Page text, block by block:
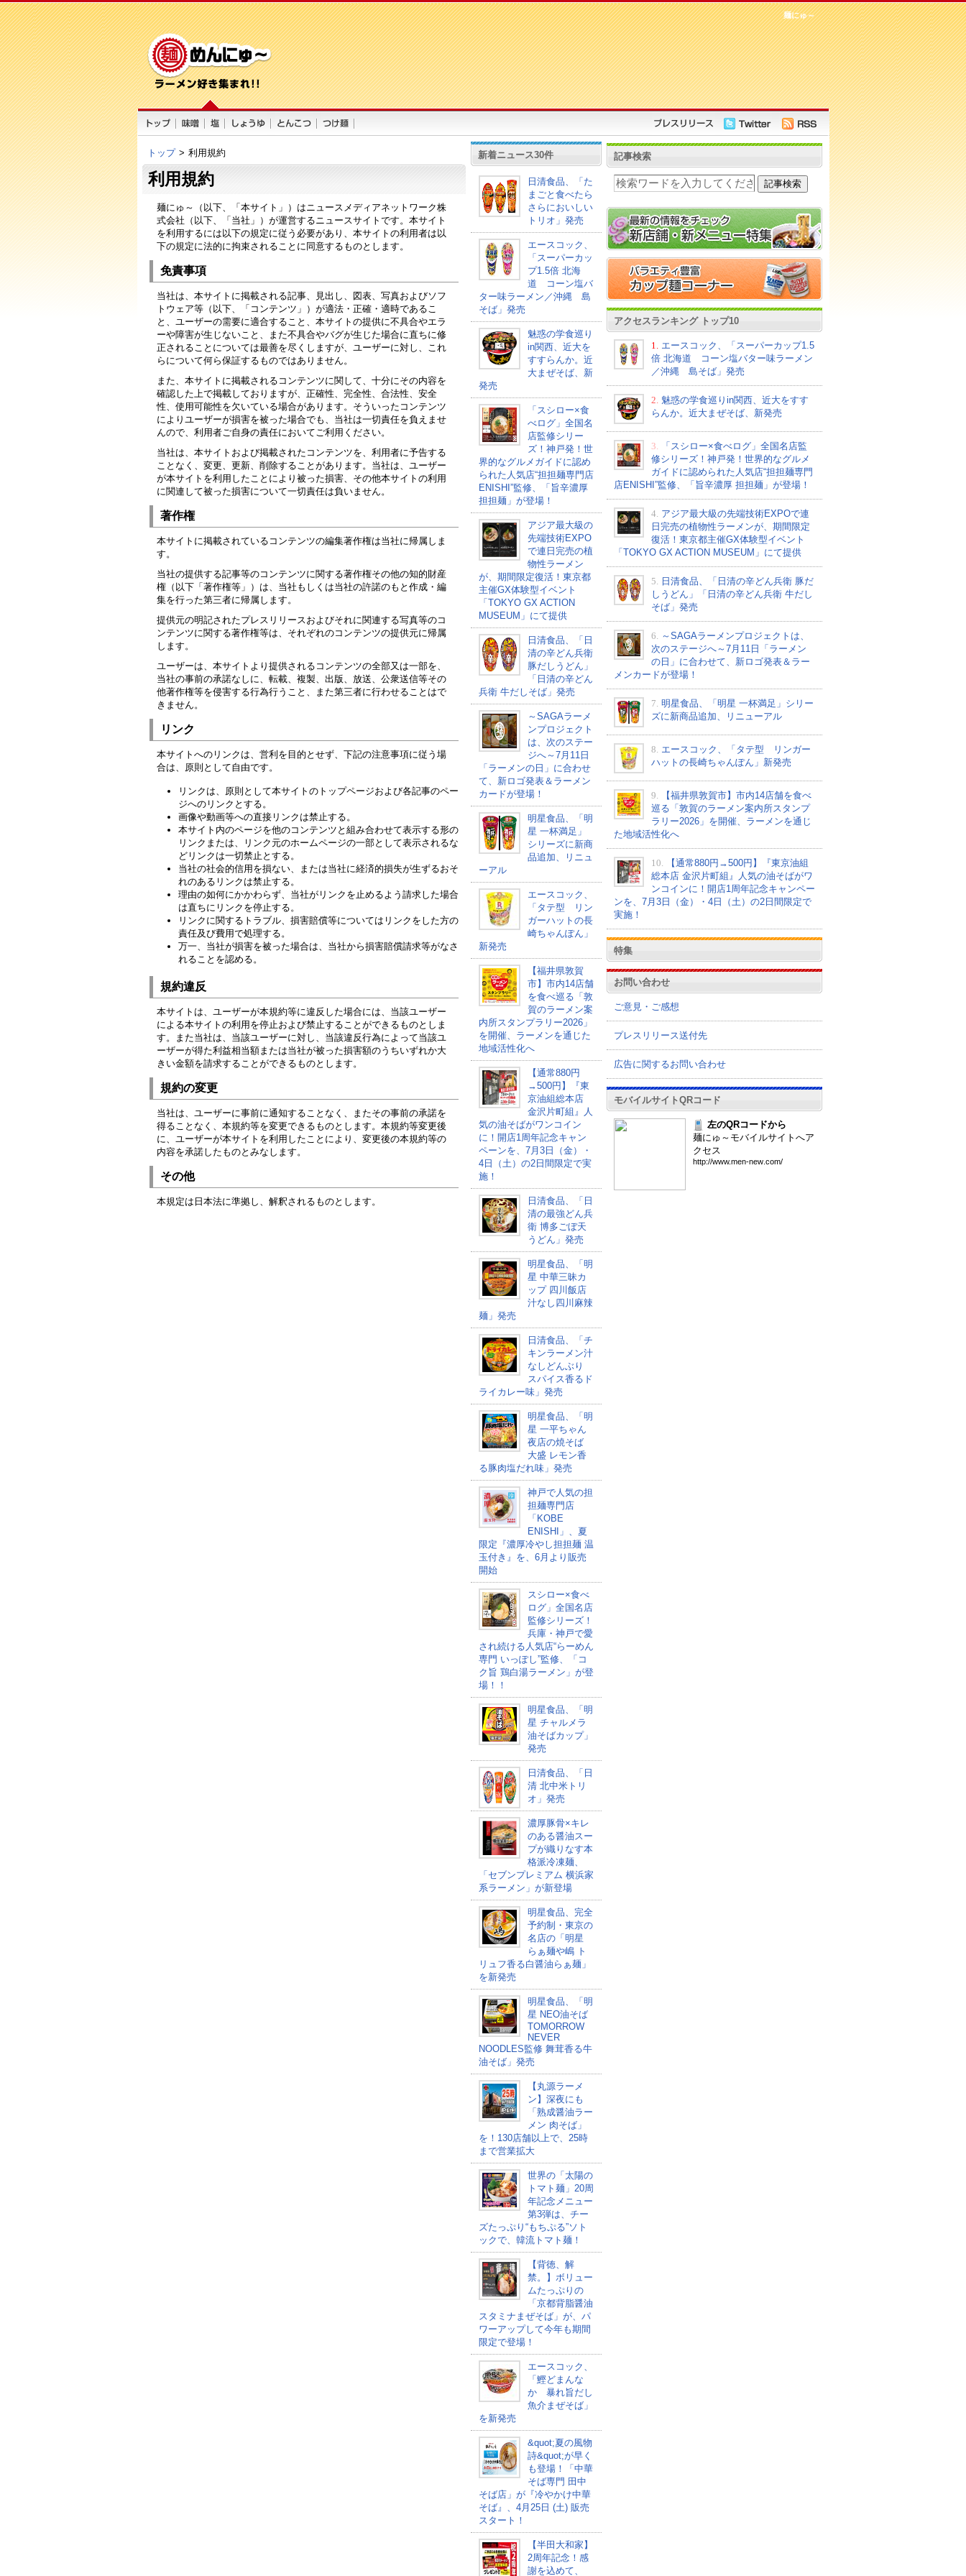
麺にゅ～
トップ > 利用規約
利用規約
麺にゅ～（以下、「本サイト」）はニュースメディアネットワーク株
式会社（以下、「当社」）が運営するニュースサイトです。本サイト
を利用するには以下の規定に従う必要があり、本サイトの利用者は以
下の規定に法的に拘束されることに同意するものとします。
免責事項
当社は、本サイトに掲載される記事、見出し、図表、写真およびソフ
トウェア等（以下、「コンテンツ」）が適法・正確・適時であるこ
と、ユーザーの需要に適合すること、本サイトの提供に不具合やエラ
ーや障害が生じないこと、また不具合やバグが生じた場合に直ちに修
正されることについては最善を尽くしますが、ユーザーに対し、これ
らについて何ら保証するものではありません。
また、本サイトに掲載されるコンテンツに関して、十分にその内容を
確認した上で掲載しておりますが、正確性、完全性、合法性、安全
性、使用可能性を欠いている場合があります。そういったコンテンツ
によりユーザーが損害を被った場合でも、当社は一切責任を負えませ
んので、利用者ご自身の責任においてご利用ください。
当社は、本サイトおよび掲載されたコンテンツを、利用者に予告する
ことなく、変更、更新、削除することがあります。当社は、ユーザー
が本サイトを利用したことにより被った損害、その他本サイトの利用
に関連して被った損害について一切責任は負いません。
著作権
本サイトに掲載されているコンテンツの編集著作権は当社に帰属しま
す。
当社の提供する記事等のコンテンツに関する著作権その他の知的財産
権（以下「著作権等」）は、当社もしくは当社の許諾のもと作成・編
集を行った第三者に帰属します。
提供元の明記されたプレスリリースおよびそれに関連する写真等のコ
ンテンツに関する著作権等は、それぞれのコンテンツの提供元に帰属
します。
ユーザーは、本サイトより提供されるコンテンツの全部又は一部を、
当社の事前の承諾なしに、転載、複製、出版、放送、公衆送信等その
他著作権等を侵害する行為行うこと、また第三者に行わせることはで
きません。
リンク
本サイトへのリンクは、営利を目的とせず、下記の注意事項に従う場
合は、原則として自由です。
リンクは、原則として本サイトのトップページおよび各記事のペー
ジへのリンクとする。
画像や動画等への直接リンクは禁止する。
本サイト内のページを他のコンテンツと組み合わせて表示する形の
リンクまたは、リンク元のホームページの一部として表示されるな
どリンクは一切禁止とする。
当社の社会的信用を損ない、または当社に経済的損失が生ずるおそ
れのあるリンクは禁止する。
理由の如何にかかわらず、当社がリンクを止めるよう請求した場合
は直ちにリンクを停止する。
リンクに関するトラブル、損害賠償等についてはリンクをした方の
責任及び費用で処理する。
万一、当社が損害を被った場合は、当社から損害賠償請求等がなさ
れることを認める。
規約違反
本サイトは、ユーザーが本規約等に違反した場合には、当該ユーザー
による本サイトの利用を停止および禁止することができるものとしま
す。また当社は、当該ユーザーに対し、当該違反行為によって当該ユ
ーザーが得た利益相当額または当社が被った損害額のうちいずれか大
きい金額を請求することができるものとします。
規約の変更
当社は、ユーザーに事前に通知することなく、またその事前の承諾を
得ることなく、本規約等を変更できるものとします。本規約等変更後
に、ユーザーが本サイトを利用したことにより、変更後の本規約等の
内容を承諾したものとみなします。
その他
本規定は日本法に準拠し、解釈されるものとします。
新着ニュース30件
日清食品、「た
まごと食べたら
さらにおいしい
トリオ」発売
エースコック、
「スーパーカッ
プ1.5倍 北海
道 コーン塩バ
ター味ラーメン／沖縄 島
そば」発売
魅惑の学食巡り
in関西、近大を
すすらんか。近
大まぜそば、新
発売
「スシロー×食
べログ」全国名
店監修シリー
ズ！神戸発！世
界的なグルメガイドに認め
られた人気店“担担麺専門店
ENISHI”監修、「旨辛濃厚
担担麺」が登場！
アジア最大級の
先端技術EXPO
で連日完売の植
物性ラーメン
が、期間限定復活！東京都
主催GX体験型イベント
「TOKYO GX ACTION
MUSEUM」にて提供
日清食品、「日
清の辛どん兵衛
豚だしうどん」
「日清の辛どん
兵衛 牛だしそば」発売
～SAGAラーメ
ンプロジェクト
は、次のステー
ジへ～7月11日
「ラーメンの日」に合わせ
て、新ロゴ発表＆ラーメン
カードが登場！
明星食品、「明
星 一杯満足」
シリーズに新商
品追加、リニュ
ーアル
エースコック、
「タテ型 リン
ガーハットの長
崎ちゃんぽん」
新発売
【福井県敦賀
市】市内14店舗
を食べ巡る「敦
賀のラーメン案
内所スタンプラリー2026」
を開催、ラーメンを通じた
地域活性化へ
【通常880円
→500円】『東
京油組総本店
金沢片町組』人
気の油そばがワンコイン
に！開店1周年記念キャン
ペーンを、7月3日（金）・
4日（土）の2日間限定で実
施！
日清食品、「日
清の最強どん兵
衛 博多ごぼ天
うどん」発売
明星食品、「明
星 中華三昧カ
ップ 四川飯店
汁なし四川麻辣
麺」発売
日清食品、「チ
キンラーメン汁
なしどんぶり
スパイス香るド
ライカレー味」発売
明星食品、「明
星 一平ちゃん
夜店の焼そば
大盛 レモン香
る豚肉塩だれ味」発売
神戸で人気の担
担麺専門店
「KOBE
ENISHI」、夏
限定『濃厚冷やし担担麺 温
玉付き』を、6月より販売
開始
スシロー×食べ
ログ」全国名店
監修シリーズ！
兵庫・神戸で愛
され続ける人気店“らーめん
専門 いっぽし”監修、「コ
ク旨 鶏白湯ラーメン」が登
場！！
明星食品、「明
星 チャルメラ
油そばカップ​」
発売
日清食品、「日
清 北中米トリ
オ」発売
濃厚豚骨×キレ
のある醤油スー
プが織りなす本
格派冷凍麺、
「セブンプレミアム 横浜家
系ラーメン」が新登場
明星食品、完全
予約制・東京の
名店の「明星
らぁ麺や嶋 ト
リュフ香る白醤油らぁ麺」
を新発売
明星食品、「明
星 NEO油そば
TOMORROW
NEVER
NOODLES監修 舞茸香る牛
油そば​」発売
【丸源ラーメ
ン】深夜にも
「熟成醤油ラー
メン 肉そば」
を！130店舗以上で、25時
まで営業拡大
世界の「太陽の
トマト麺」20周
年記念メニュー
第3弾は、チー
ズたっぷり“もちぷる”ソト
ックで、韓流トマト麺！
【背徳、解
禁。】ボリュー
ムたっぷりの
「京都背脂醤油
スタミナまぜそば」が、パ
ワーアップして今年も期間
限定で登場！
エースコック、
「鰹どまんな
か 暴れ旨だし
魚介まぜそば」
を新発売
&quot;夏の風物
詩&quot;が早く
も登場！「中華
そば専門 田中
そば店」が『冷やかけ中華
そば』、4月25日 (土) 販売
スタート！
【半田大和家】
2周年記念！感
謝を込めて、
記事検索
アクセスランキング トップ10
1.
エースコック、「スーパーカップ1.5
倍 北海道 コーン塩バター味ラーメン
／沖縄 島そば」発売
2. 魅惑の学食巡りin関西、近大をすす
らんか。近大まぜそば、新発売
3.
「スシロー×食べログ」全国名店監
修シリーズ！神戸発！世界的なグルメ
ガイドに認められた人気店“担担麺専門
店ENISHI”監修、「旨辛濃厚 担担麺」が登場！
4. アジア最大級の先端技術EXPOで連
日完売の植物性ラーメンが、期間限定
復活！東京都主催GX体験型イベント
「TOKYO GX ACTION MUSEUM」にて提供
5.
日清食品、「日清の辛どん兵衛 豚だ
しうどん」「日清の辛どん兵衛 牛だし
そば」発売
6.
～SAGAラーメンプロジェクトは、
次のステージへ～7月11日「ラーメン
の日」に合わせて、新ロゴ発表＆ラー
メンカードが登場！
7. 明星食品、「明星 一杯満足」シリー
ズに新商品追加、リニューアル
8. エースコック、「タテ型 リンガー
ハットの長崎ちゃんぽん」新発売
9.
【福井県敦賀市】市内14店舗を食べ
巡る「敦賀のラーメン案内所スタンプ
ラリー2026」を開催、ラーメンを通じ
た地域活性化へ
10.
【通常880円→500円】『東京油組
総本店 金沢片町組』人気の油そばがワ
ンコインに！開店1周年記念キャンペー
ンを、7月3日（金）・4日（土）の2日間限定で
実施！
特集
お問い合わせ
ご意見・ご感想
プレスリリース送付先
広告に関するお問い合わせ
モバイルサイトQRコード
左のQRコードから
麺にゅ～モバイルサイトへア
クセス
http://www.men-new.com/